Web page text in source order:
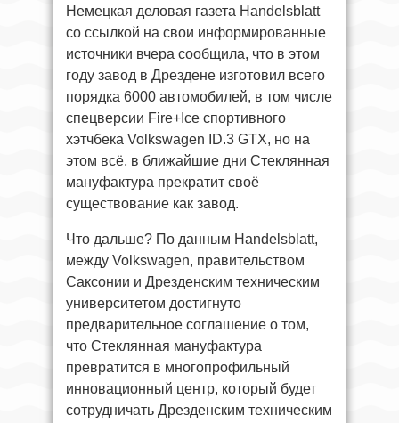
Немецкая деловая газета Handelsblatt
со ссылкой на свои информированные
источники вчера сообщила, что в этом
году завод в Дрездене изготовил всего
порядка 6000 автомобилей, в том числе
спецверсии Fire+Ice спортивного
хэтчбека Volkswagen ID.3 GTX, но на
этом всё, в ближайшие дни Стеклянная
мануфактура прекратит своё
существование как завод.
Что дальше? По данным Handelsblatt,
между Volkswagen, правительством
Саксонии и Дрезденским техническим
университетом достигнуто
предварительное соглашение о том,
что Стеклянная мануфактура
превратится в многопрофильный
инновационный центр, который будет
сотрудничать Дрезденским техническим